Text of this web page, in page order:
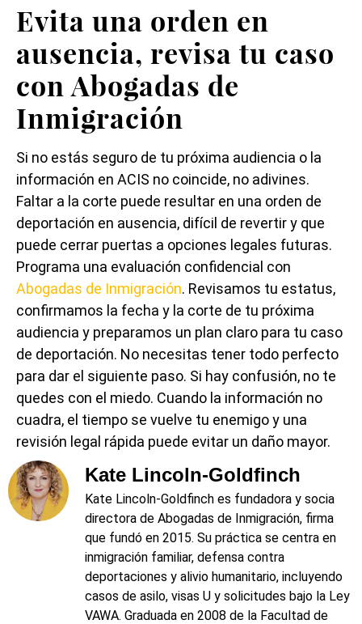
Evita una orden en
ausencia, revisa tu caso
con Abogadas de
Inmigración
Si no estás seguro de tu próxima audiencia o la
información en ACIS no coincide, no adivines.
Faltar a la corte puede resultar en una orden de
deportación en ausencia, difícil de revertir y que
puede cerrar puertas a opciones legales futuras.
Programa una evaluación confidencial con
Abogadas de Inmigración. Revisamos tu estatus,
confirmamos la fecha y la corte de tu próxima
audiencia y preparamos un plan claro para tu caso
de deportación. No necesitas tener todo perfecto
para dar el siguiente paso. Si hay confusión, no te
quedes con el miedo. Cuando la información no
cuadra, el tiempo se vuelve tu enemigo y una
revisión legal rápida puede evitar un daño mayor.
Kate Lincoln-Goldfinch
Kate Lincoln‑Goldfinch es fundadora y socia
directora de Abogadas de Inmigración, firma
que fundó en 2015. Su práctica se centra en
inmigración familiar, defensa contra
deportaciones y alivio humanitario, incluyendo
casos de asilo, visas U y solicitudes bajo la Ley
VAWA. Graduada en 2008 de la Facultad de